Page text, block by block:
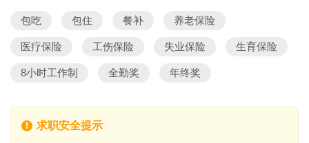
包吃 包住 餐补 养老保险
医疗保险 工伤保险 失业保险 生育保险
8小时工作制 全勤奖 年终奖
求职安全提示